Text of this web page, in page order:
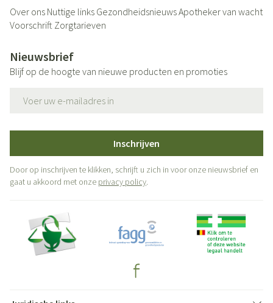
Over ons Nuttige links GezondheidsnieuwsApotheker van wacht
Voorschrift Zorgtarieven
Nieuwsbrief
Blijf op de hoogte van nieuwe producten en promoties
Inschrijven
Door op inschrijven te klikken, schrijft u zich in voor onze nieuwsbrief en
gaat u akkoord met onze privacy policy.